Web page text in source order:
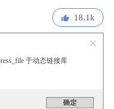
18.1k
于动态链接库